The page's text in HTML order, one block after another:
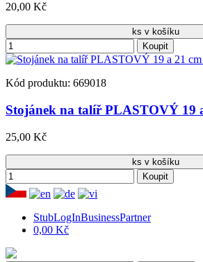
20,00 Kč
ks v košíku
Koupit
Kód produktu: 669018
Stojánek na talíř PLASTOVÝ 19
25,00 Kč
ks v košíku
Koupit
StubLogInBusinessPartner
0,00 Kč